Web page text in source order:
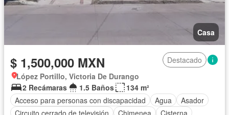
Casa
$ 1,500,000 MXN
Destacado
López Portillo, Victoria De Durango
2 Recámaras
1.5 Baños
134 m²
Acceso para personas con discapacidad
Agua
Asador
Circuito cerrado de televisión
Chimenea Cisterna